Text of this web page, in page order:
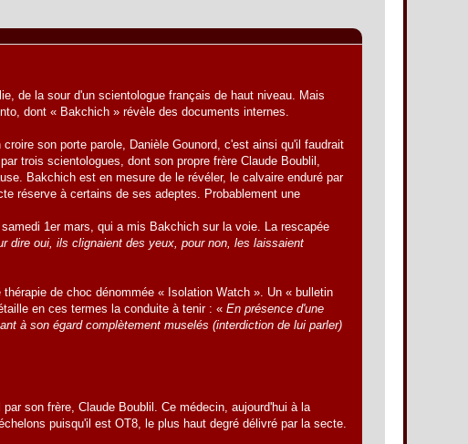
de la sour d'un scientologue français de haut niveau. Mais
dont « Bakchich » révèle des documents internes.
son porte parole, Danièle Gounord, c'est ainsi qu'il faudrait
trois scientologues, dont son propre frère Claude Boublil,
Bakchich est en mesure de le révéler, le calvaire enduré par
réserve à certains de ses adeptes. Probablement une
1er mars, qui a mis Bakchich sur la voie. La rescapée
dire oui, ils clignaient des yeux, pour non, les laissaient
de choc dénommée « Isolation Watch ». Un « bulletin
en ces termes la conduite à tenir : «En présence d'une
à son égard complètement muselés (interdiction de lui parler)
son frère, Claude Boublil. Ce médecin, aujourd'hui à la
puisqu'il est OT8, le plus haut degré délivré par la secte.